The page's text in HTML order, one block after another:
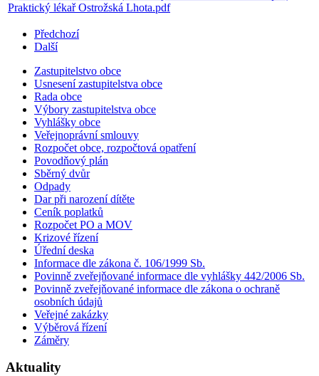
Praktický lékař Ostrožská Lhota.pdf
Předchozí
Další
Zastupitelstvo obce
Usnesení zastupitelstva obce
Rada obce
Výbory zastupitelstva obce
Vyhlášky obce
Veřejnoprávní smlouvy
Rozpočet obce, rozpočtová opatření
Povodňový plán
Sběrný dvůr
Odpady
Dar při narození dítěte
Ceník poplatků
Rozpočet PO a MOV
Krizové řízení
Úřední deska
Informace dle zákona č. 106/1999 Sb.
Povinně zveřejňované informace dle vyhlášky 442/2006 Sb.
Povinně zveřejňované informace dle zákona o ochraně
osobních údajů
Veřejné zakázky
Výběrová řízení
Záměry
Aktuality